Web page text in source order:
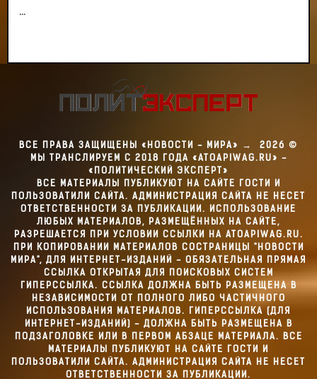
...
ВСЕ ПРАВА ЗАЩИЩЕНЫ «НОВОСТИ - МИРА» → 2026 ©
МЫ ТРАНСЛИРУЕМ С 2018 ГОДА «ATOAPIWAG.RU» -
«ПОЛИТИЧЕСКИЙ ЭКСПЕРТ»
ВСЕ МАТЕРИАЛЫ ПУБЛИКУЮТ НА САЙТЕ ГОСТИ И
ПОЛЬЗОВАТИЛИ САЙТА. АДМИНИСТРАЦИЯ САЙТА НЕ НЕСЕТ
ОТВЕТСТВЕННОСТИ ЗА ПУБЛИКАЦИИ. ИСПОЛЬЗОВАНИЕ
ЛЮБЫХ МАТЕРИАЛОВ, РАЗМЕЩЁННЫХ НА САЙТЕ,
РАЗРЕШАЕТСЯ ПРИ УСЛОВИИ ССЫЛКИ НА ATOAPIWAG.RU.
ПРИ КОПИРОВАНИИ МАТЕРИАЛОВ СОСТРАНИЦЫ "НОВОСТИ
МИРА", ДЛЯ ИНТЕРНЕТ-ИЗДАНИЙ - ОБЯЗАТЕЛЬНАЯ ПРЯМАЯ
ССЫЛКА ОТКРЫТАЯ ДЛЯ ПОИСКОВЫХ СИСТЕМ
ГИПЕРССЫЛКА. ССЫЛКА ДОЛЖНА БЫТЬ РАЗМЕЩЕНА В
НЕЗАВИСИМОСТИ ОТ ПОЛНОГО ЛИБО ЧАСТИЧНОГО
ИСПОЛЬЗОВАНИЯ МАТЕРИАЛОВ. ГИПЕРССЫЛКА (ДЛЯ
ИНТЕРНЕТ-ИЗДАНИЙ) - ДОЛЖНА БЫТЬ РАЗМЕЩЕНА В
ПОДЗАГОЛОВКЕ ИЛИ В ПЕРВОМ АБЗАЦЕ МАТЕРИАЛА. ВСЕ
МАТЕРИАЛЫ ПУБЛИКУЮТ НА САЙТЕ ГОСТИ И
ПОЛЬЗОВАТИЛИ САЙТА. АДМИНИСТРАЦИЯ САЙТА НЕ НЕСЕТ
ОТВЕТСТВЕННОСТИ ЗА ПУБЛИКАЦИИ.